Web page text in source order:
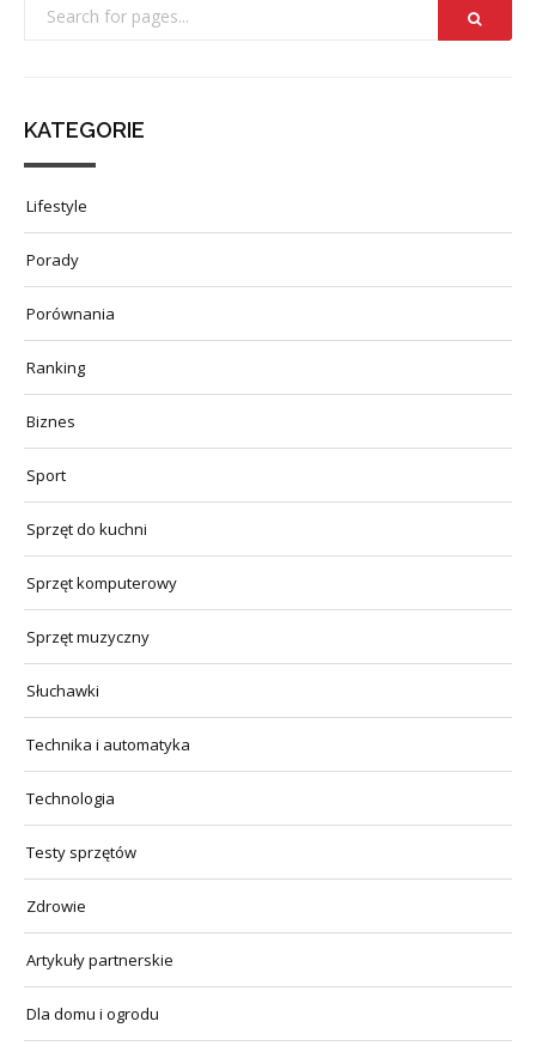
KATEGORIE
Lifestyle
Porady
Porównania
Ranking
Biznes
Sport
Sprzęt do kuchni
Sprzęt komputerowy
Sprzęt muzyczny
Słuchawki
Technika i automatyka
Technologia
Testy sprzętów
Zdrowie
Artykuły partnerskie
Dla domu i ogrodu